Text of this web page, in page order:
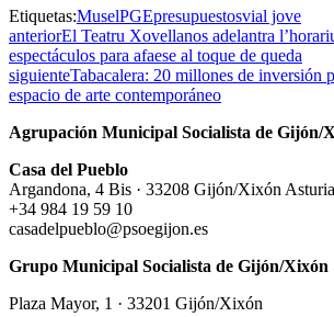
Etiquetas:MuselPGEpresupuestosvial jove
anteriorEl Teatru Xovellanos adelantra
espectáculos para afaese al toque de queda
siguienteTabacalera: 20 millones de inversión
espacio de arte contemporáneo
Agrupación Municipal Socialista de Gijón/
Casa del Pueblo
Argandona, 4 Bis · 33208 Gijón/Xixón
+34 984 19 59 10
casadelpueblo@psoegijon.es
Grupo Municipal Socialista de Gijón/Xixón
Plaza Mayor, 1 · 33201 Gijón/Xixón